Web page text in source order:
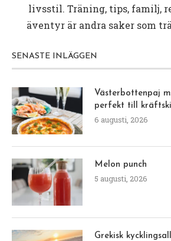
livsstil. Träning, tips, familj,
äventyr är andra saker som
SENASTE INLÄGGEN
Västerbottenpaj
perfekt till
6 augusti, 2026
Melon punch
5 augusti, 2026
Grekisk